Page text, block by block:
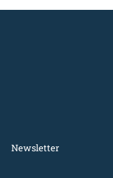
Newsletter